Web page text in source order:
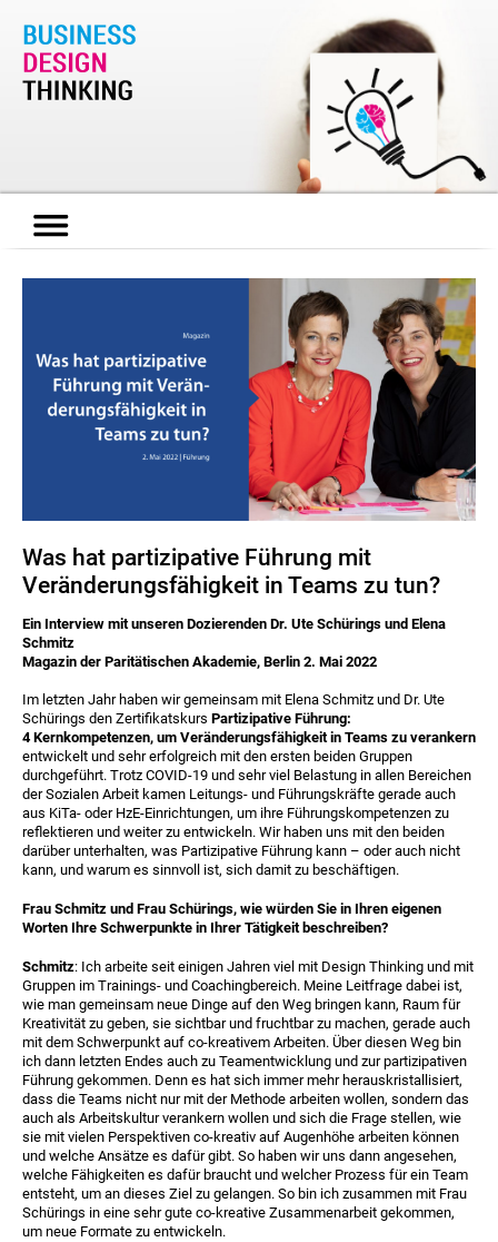
Was hat partizipative Führung mit
Veränderungsfähigkeit in Teams zu tun?
Ein Interview mit unseren Dozierenden Dr. Ute Schürings und Elena
Schmitz
Magazin der Paritätischen Akademie, Berlin 2. Mai 2022
Im letzten Jahr haben wir gemeinsam mit Elena Schmitz und Dr. Ute
Schürings den Zertifikatskurs Partizipative Führung:
4 Kernkompetenzen, um Veränderungsfähigkeit in Teams zu verankern
entwickelt und sehr erfolgreich mit den ersten beiden Gruppen
durchgeführt. Trotz COVID-19 und sehr viel Belastung in allen Bereichen
der Sozialen Arbeit kamen Leitungs- und Führungskräfte gerade auch
aus KiTa- oder HzE-Einrichtungen, um ihre Führungskompetenzen zu
reflektieren und weiter zu entwickeln. Wir haben uns mit den beiden
darüber unterhalten, was Partizipative Führung kann – oder auch nicht
kann, und warum es sinnvoll ist, sich damit zu beschäftigen.
Frau Schmitz und Frau Schürings, wie würden Sie in Ihren eigenen
Worten Ihre Schwerpunkte in Ihrer Tätigkeit beschreiben?
Schmitz: Ich arbeite seit einigen Jahren viel mit Design Thinking und mit
Gruppen im Trainings- und Coachingbereich. Meine Leitfrage dabei ist,
wie man gemeinsam neue Dinge auf den Weg bringen kann, Raum für
Kreativität zu geben, sie sichtbar und fruchtbar zu machen, gerade auch
mit dem Schwerpunkt auf co-kreativem Arbeiten. Über diesen Weg bin
ich dann letzten Endes auch zu Teamentwicklung und zur partizipativen
Führung gekommen. Denn es hat sich immer mehr herauskristallisiert,
dass die Teams nicht nur mit der Methode arbeiten wollen, sondern das
auch als Arbeitskultur verankern wollen und sich die Frage stellen, wie
sie mit vielen Perspektiven co-kreativ auf Augenhöhe arbeiten können
und welche Ansätze es dafür gibt. So haben wir uns dann angesehen,
welche Fähigkeiten es dafür braucht und welcher Prozess für ein Team
entsteht, um an dieses Ziel zu gelangen. So bin ich zusammen mit Frau
Schürings in eine sehr gute co-kreative Zusammenarbeit gekommen,
um neue Formate zu entwickeln.